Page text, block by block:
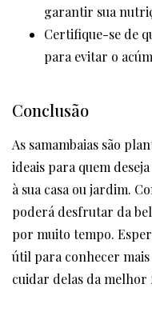
garantir sua
Certifique-se de
para evitar o
Conclusão
As samambaias são
ideais para quem
à sua casa ou jardim.
poderá desfrutar da
por muito tempo.
útil para conhecer mais
cuidar delas da melhor